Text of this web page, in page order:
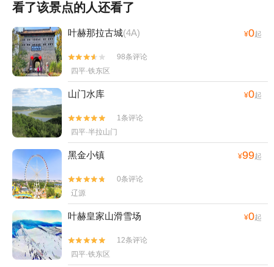
看了该景点的人还看了
叶赫那拉古城(4A) ¥0起


98条评论
四平·铁东区
山门水库 ¥0起


1条评论
四平·半拉山门
黑金小镇 ¥99起


0条评论
辽源
叶赫皇家山滑雪场 ¥0起


12条评论
四平·铁东区